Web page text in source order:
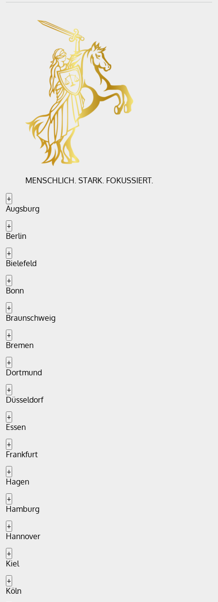
MENSCHLICH. STARK. FOKUSSIERT.
+
Augsburg
+
Berlin
+
Bielefeld
+
Bonn
+
Braunschweig
+
Bremen
+
Dortmund
+
Düsseldorf
+
Essen
+
Frankfurt
+
Hagen
+
Hamburg
+
Hannover
+
Kiel
+
Köln